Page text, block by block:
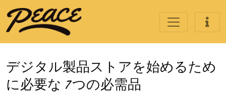
デジタル製品ストアを始めるため
に必要な 7 つの必需品